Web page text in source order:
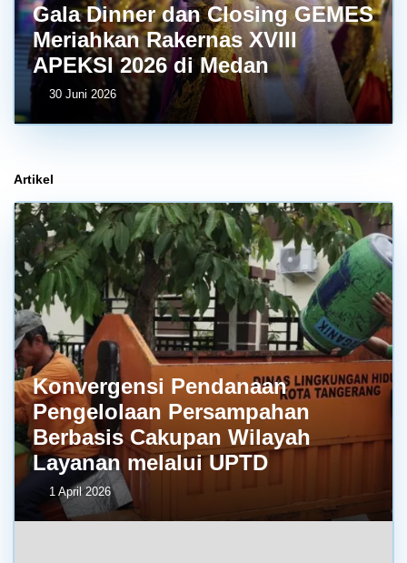
Gala Dinner dan Closing GEMES
Meriahkan Rakernas XVIII
APEKSI 2026 di Medan
30 Juni 2026
Artikel
Konvergensi Pendanaan
Pengelolaan Persampahan
Berbasis Cakupan Wilayah
Layanan melalui UPTD
1 April 2026